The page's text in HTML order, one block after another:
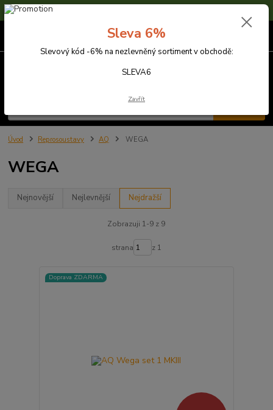
Sleva 6% na nezlevněné zboží s kódem SLEVA6
Úvod Reprosoustavy AQ WEGA
WEGA
Nejnovější Nejlevnější Nejdražší
Zobrazuji 1-9 z 9
strana z 1
Doprava ZDARMA
Sleva 6%
Slevový kód -6% na nezlevněný sortiment v obchodě:
SLEVA6
Zavřít